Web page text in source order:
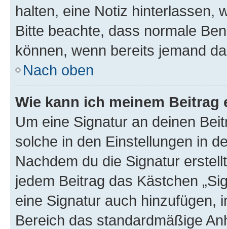
halten, eine Notiz hinterlassen,
Bitte beachte, dass normale
können, wenn bereits jemand
Nach oben
Wie kann ich meinem
Um eine Signatur an deinen
solche in den Einstellungen in
Nachdem du die Signatur
jedem Beitrag das Kästchen
eine Signatur auch hinzufügen,
Bereich das standardmäßige